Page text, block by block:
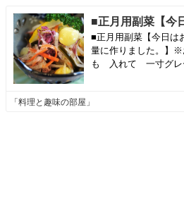
■正月用副菜【今日
量に作りました。】
も 入れて 一寸グレ
「料理と趣味の部屋」